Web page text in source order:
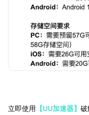
立即使用 【UU加速器】 破